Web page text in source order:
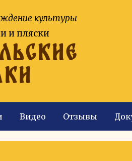
культуры
и пляски
Видео Отзывы